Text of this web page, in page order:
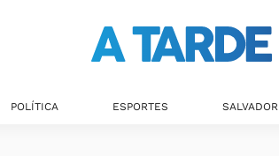
POLÍTICA ESPORTES SALVADOR